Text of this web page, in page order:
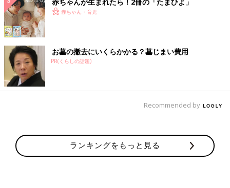
赤ちゃん・育児
お墓の撤去にいくらかかる？墓じまい費用
PR(くらしの話題)
Recommended by
ランキングをもっと見る